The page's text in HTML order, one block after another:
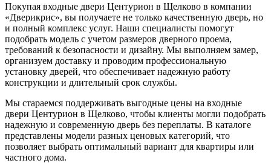
Покупая входные двери Центурион в Щелково в компании
«Дверикрис», вы получаете не только качественную дверь, но
и полный комплекс услуг. Наши специалисты помогут
подобрать модель с учетом размеров дверного проема,
требований к безопасности и дизайну. Мы выполняем замер,
организуем доставку и проводим профессиональную
установку дверей, что обеспечивает надежную работу
конструкции и длительный срок службы.
Мы стараемся поддерживать выгодные цены на входные
двери Центурион в Щелково, чтобы клиенты могли подобрать
надежную и современную дверь без переплаты. В каталоге
представлены модели разных ценовых категорий, что
позволяет выбрать оптимальный вариант для квартиры или
частного дома.